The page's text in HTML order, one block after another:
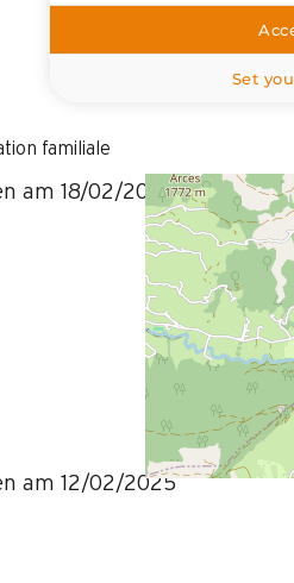
familiale
am 18/02/2025
am 12/02/2025
Set